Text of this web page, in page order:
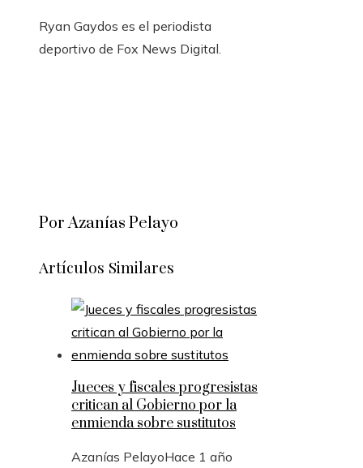
Ryan Gaydos es el periodista
deportivo de Fox News Digital.
Por Azanías Pelayo
Artículos Similares
Jueces y fiscales progresistas
critican al Gobierno por la
enmienda sobre sustitutos
Azanías PelayoHace 1 año